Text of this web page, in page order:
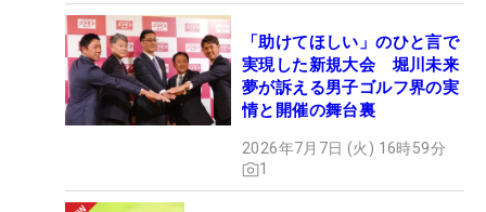
「助けてほしい」のひと言で
実現した新規大会 堀川未来
夢が訴える男子ゴルフ界の実
情と開催の舞台裏
2026年7月7日 (火) 16時59分
1